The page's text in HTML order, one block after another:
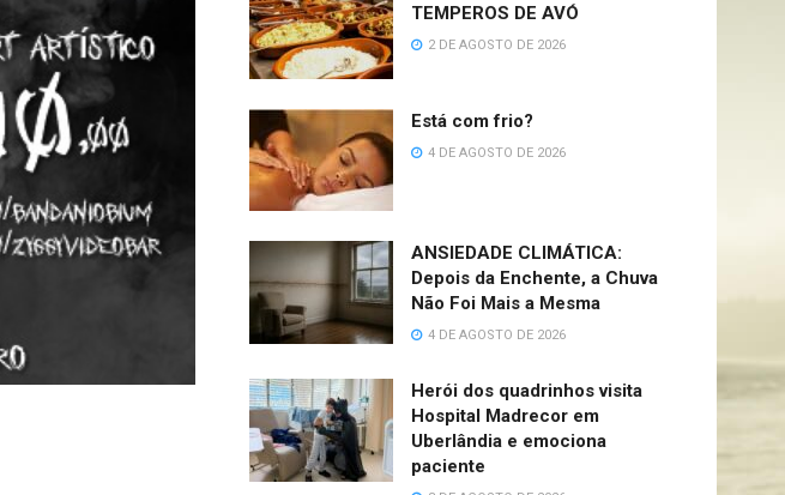
TEMPEROS DE AVÓ
2 DE AGOSTO DE 2026
Está com frio?
4 DE AGOSTO DE 2026
ANSIEDADE CLIMÁTICA:
Depois da Enchente, a Chuva
Não Foi Mais a Mesma
4 DE AGOSTO DE 2026
Herói dos quadrinhos visita
Hospital Madrecor em
Uberlândia e emociona
paciente